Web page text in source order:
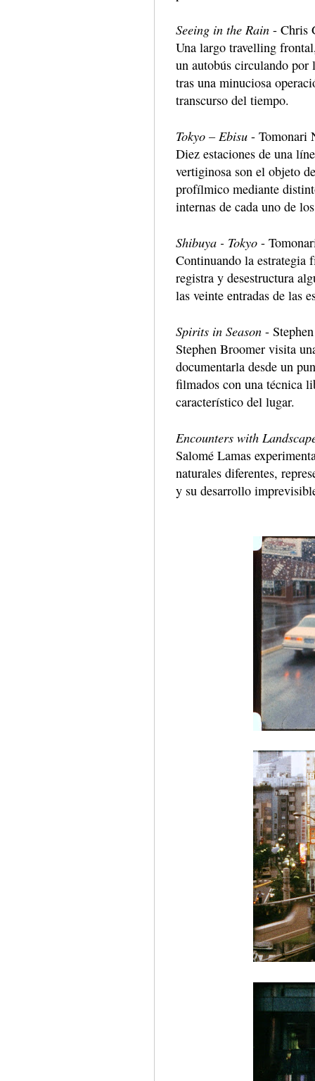
Seeing in the Rain - Chris
Una largo travelling
un autobús circulando por
tras una minuciosa
transcurso del tiempo.
Tokyo – Ebisu - Tomonari
Diez estaciones de una
vertiginosa son el objeto
profílmico mediante
internas de cada uno de
Shibuya - Tokyo -
Continuando la estrategia
registra y desestructura
las veinte entradas de las
Spirits in Season -
Stephen Broomer visita
documentarla desde un
filmados con una técnica
característico del lugar.
Encounters with
Salomé Lamas
naturales diferentes,
y su desarrollo